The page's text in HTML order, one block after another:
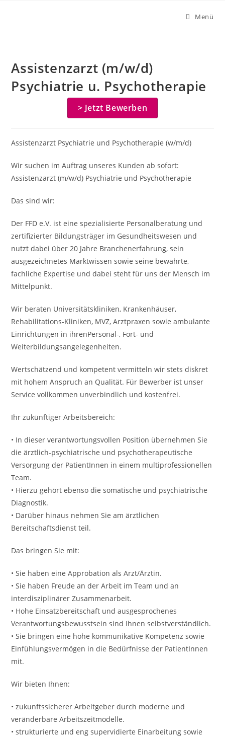
Menü
Assistenzarzt (m/w/d)
Psychiatrie u. Psychotherapie
> Jetzt Bewerben
Assistenzarzt Psychiatrie und Psychotherapie (w/m/d)
Wir suchen im Auftrag unseres Kunden ab sofort:
Assistenzarzt (m/w/d) Psychiatrie und Psychotherapie
Das sind wir:
Der FFD e.V. ist eine spezialisierte Personalberatung und
zertifizierter Bildungsträger im Gesundheitswesen und
nutzt dabei über 20 Jahre Branchenerfahrung, sein
ausgezeichnetes Marktwissen sowie seine bewährte,
fachliche Expertise und dabei steht für uns der Mensch im
Mittelpunkt.
Wir beraten Universitätskliniken, Krankenhäuser,
Rehabilitations-Kliniken, MVZ, Arztpraxen sowie ambulante
Einrichtungen in ihrenPersonal-, Fort- und
Weiterbildungsangelegenheiten.
Wertschätzend und kompetent vermitteln wir stets diskret
mit hohem Anspruch an Qualität. Für Bewerber ist unser
Service vollkommen unverbindlich und kostenfrei.
Ihr zukünftiger Arbeitsbereich:
• In dieser verantwortungsvollen Position übernehmen Sie
die ärztlich-psychiatrische und psychotherapeutische
Versorgung der PatientInnen in einem multiprofessionellen
Team.
• Hierzu gehört ebenso die somatische und psychiatrische
Diagnostik.
• Darüber hinaus nehmen Sie am ärztlichen
Bereitschaftsdienst teil.
Das bringen Sie mit:
• Sie haben eine Approbation als Arzt/Ärztin.
• Sie haben Freude an der Arbeit im Team und an
interdisziplinärer Zusammenarbeit.
• Hohe Einsatzbereitschaft und ausgesprochenes
Verantwortungsbewusstsein sind Ihnen selbstverständlich.
• Sie bringen eine hohe kommunikative Kompetenz sowie
Einfühlungsvermögen in die Bedürfnisse der PatientInnen
mit.
Wir bieten Ihnen:
• zukunftssicherer Arbeitgeber durch moderne und
veränderbare Arbeitszeitmodelle.
• strukturierte und eng supervidierte Einarbeitung sowie